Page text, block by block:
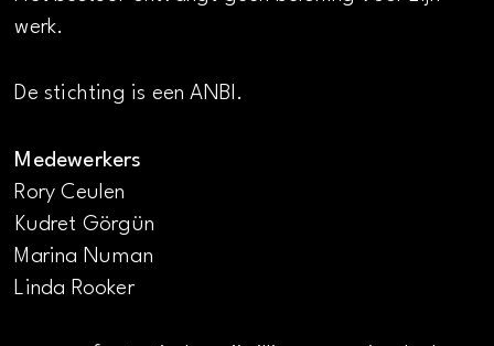
werk.
De stichting is een ANBI.
Medewerkers
Rory Ceulen
Kudret Görgün
Marina Numan
Linda Rooker